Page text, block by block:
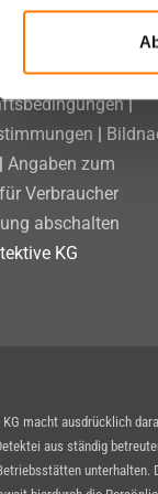
|Rechtliche
|
|
| Angaben zum
Verbraucher
abschalten
KG
KG macht ausdrücklich
aus ständig